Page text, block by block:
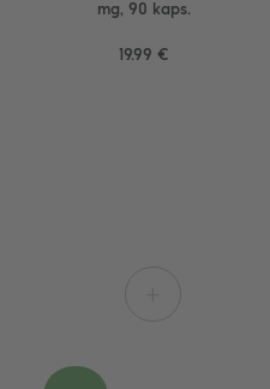
mg, 90 kaps.
19.99 €